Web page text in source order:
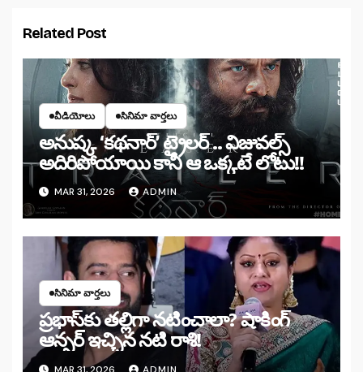
Related Post
వీడియోలు సినిమా వార్తలు
అనుష్క ‘కథనార్’ ట్రైలర్ .. విజువల్స్
అదిరిపోయాయి కానీ ఆ ఒక్కటే లోటు!!
MAR 31, 2026 ADMIN
సినిమా వార్తలు
ప్రభాస్‌కు తల్లిగా నటించాలా? షాకింగ్
ఆన్సర్ ఇచ్చిన నటి రాశి!